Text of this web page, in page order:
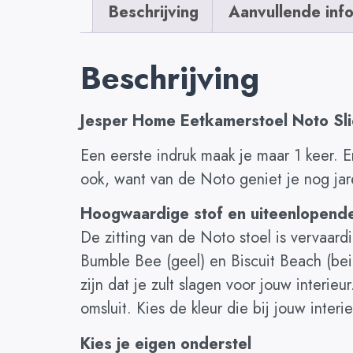
Beschrijving Aanvullende
Beschrijving
Jesper Home Eetkamerstoel Noto
Een eerste indruk maak je maar 1
ook, want van de Noto geniet je nog
Hoogwaardige stof en
De zitting van de Noto stoel is
Bumble Bee (geel) en Biscuit Beach
zijn dat je zult slagen voor jouw
omsluit. Kies de kleur die bij jouw
Kies je eigen onderstel